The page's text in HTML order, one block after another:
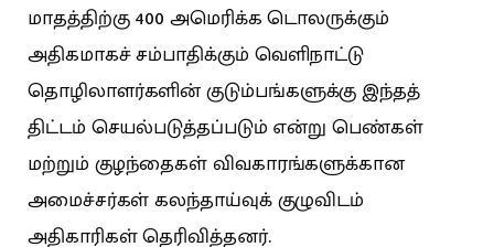
மாதத்திற்கு 400 அமெரிக்க டொலருக்கும்
அதிகமாகச் சம்பாதிக்கும் வெளிநாட்டு
தொழிலாளர்களின் குடும்பங்களுக்கு இந்தத்
திட்டம் செயல்படுத்தப்படும் என்று பெண்கள்
மற்றும் குழந்தைகள் விவகாரங்களுக்கான
அமைச்சர்கள் கலந்தாய்வுக் குழுவிடம்
அதிகாரிகள் தெரிவித்தனர்.